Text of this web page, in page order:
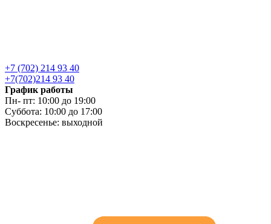
+7 (702) 214 93 40
+7(702)214 93 40
График работы
Пн- пт: 10:00 до 19:00
Суббота: 10:00 до 17:00
Воскресенье: выходной